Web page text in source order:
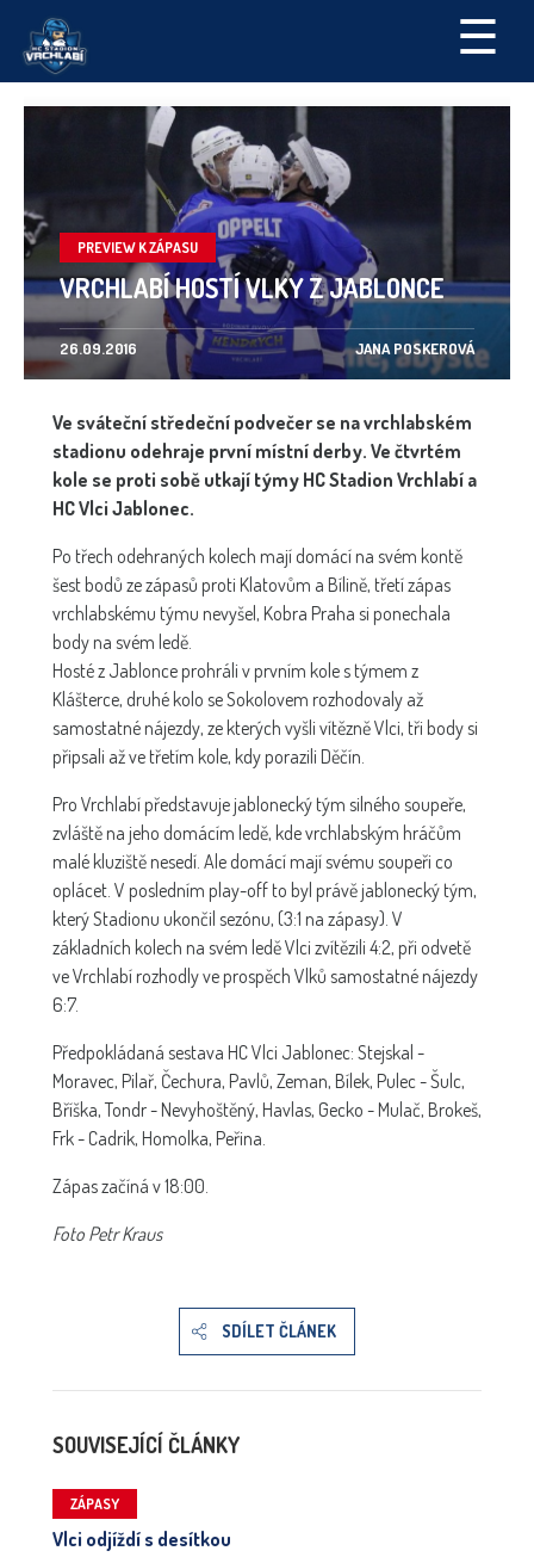
☰
PREVIEW K ZÁPASU
VRCHLABÍ HOSTÍ VLKY Z JABLONCE
26.09.2016 JANA POSKEROVÁ
Ve sváteční středeční podvečer se na vrchlabském
stadionu odehraje první místní derby. Ve čtvrtém
kole se proti sobě utkají týmy HC Stadion Vrchlabí a
HC Vlci Jablonec.
Po třech odehraných kolech mají domácí na svém kontě
šest bodů ze zápasů proti Klatovům a Bílině, třetí zápas
vrchlabskému týmu nevyšel, Kobra Praha si ponechala
body na svém ledě.
Hosté z Jablonce prohráli v prvním kole s týmem z
Klášterce, druhé kolo se Sokolovem rozhodovaly až
samostatné nájezdy, ze kterých vyšli vítězně Vlci, tři body si
připsali až ve třetím kole, kdy porazili Děčín.
Pro Vrchlabí představuje jablonecký tým silného soupeře,
zvláště na jeho domácím ledě, kde vrchlabským hráčům
malé kluziště nesedí. Ale domácí mají svému soupeři co
oplácet. V posledním play-off to byl právě jablonecký tým,
který Stadionu ukončil sezónu, (3:1 na zápasy). V
základních kolech na svém ledě Vlci zvítězili 4:2, při odvetě
ve Vrchlabí rozhodly ve prospěch Vlků samostatné nájezdy
6:7.
Předpokládaná sestava HC Vlci Jablonec: Stejskal -
Moravec, Pilař, Čechura, Pavlů, Zeman, Bílek, Pulec - Šulc,
Bříška, Tondr - Nevyhoštěný, Havlas, Gecko - Mulač, Brokeš,
Frk - Cadrik, Homolka, Peřina.
Zápas začíná v 18:00.
Foto Petr Kraus
SDÍLET ČLÁNEK
SOUVISEJÍCÍ ČLÁNKY
ZÁPASY
Vlci odjíždí s desítkou